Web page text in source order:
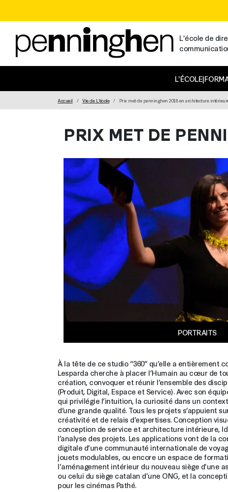
L'école de
L'ÉCOLE|
Accueil Vie de L'école Prix met de penninghen 2018 en architecture
PRIX MET DE
PORTRAITS
À la tête de ce studio “360” qu’elle a entièrement
Lesparda cherche à placer l’Humain au cœur de
création, convoquer et réunir l’ensemble des
(Produit, Digital, Espace et Service). Avec son
qui privilégie l’intuition, la curiosité dans un
d’une grande qualité. Tous les projets s’appuient
créativité et de relais d’expertises. Conception
conception de service et architecture intérieure,
l’analyse des projets. Les applications vont de la
digitale d'une communauté internationale de
jouets modulables, ou encore un espace de
l'aménagement intérieur du nouveau siège d'une
ou celui du siège catalan d'une ONG, et la
pour les cinémas Pathé.